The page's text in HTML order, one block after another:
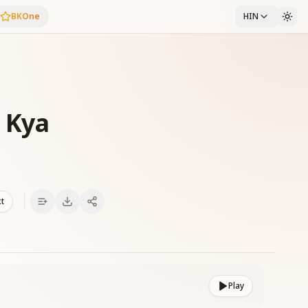
BKOne HIN
Play